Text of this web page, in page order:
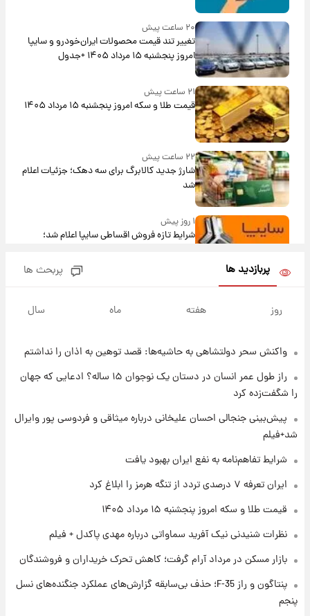
۲۰ ساعت پیش
تغییر تند قیمت محصولات ایران‌خودرو و سایپا
امروز پنجشنبه ۱۵ مرداد ۱۴۰۵ +جدول
۲۱ ساعت پیش
قیمت طلا و سکه امروز پنجشنبه ۱۵ مرداد ۱۴۰۵
۲۲ ساعت پیش
شارژ جدید کالابرگ برای سه دهک؛ جزئیات اعلام
شد
۱ روز پیش
شرایط تازه فروش اقساطی سایپا اعلام شد؛
قیمت سکه و طلا فردا
۱ روز پیش
۱ روز پیش
فال روزانه واقعی پنجشنبه ۱۵ مرداد ۱۴۰۵
ارزش سهام عدالت برای امروز چهارشنبه ۱۴ مرداد
پربازدید ها پربحث ها
روز هفته ماه سال
واکنش سحر دولتشاهی به حاشیه‌ها: قصد توهین به اذان را نداشتم
راز طول عمر انسان در دستان یک نوجوان ۱۵ ساله؟ ادعایی که جهان
را شگفت‌زده کرد
پیش‌بینی جنجالی احسان علیخانی درباره میثاقی و فردوسی پور وایرال
شد+فیلم
شرایط تفاهم‌نامه به نفع ایران بهبود یافت
ایران تعرفه ۷ درصدی تردد از تنگه هرمز را ابلاغ کرد
قیمت طلا و سکه امروز پنجشنبه ۱۵ مرداد ۱۴۰۵
نظرات شنیدنی نیک آفرید سماواتی درباره مهدی پاکدل + فیلم
بازار مسکن در مرداد آرام گرفت؛ کاهش تحرک خریداران و فروشندگان
پنتاگون و راز F-35؛ حذف بی‌سابقه گزارش‌های عملکرد جنگنده‌های نسل
پنجم